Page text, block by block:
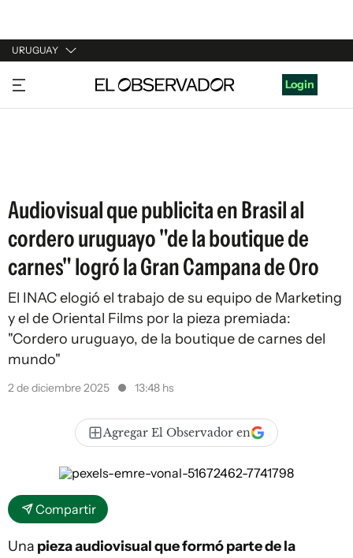
URUGUAY
URUGUAY
ARGENTINA
Login
Audiovisual que publicita en Brasil al
cordero uruguayo "de la boutique de
carnes" logró la Gran Campana de Oro
El INAC elogió el trabajo de su equipo de Marketing
y el de Oriental Films por la pieza premiada:
"Cordero uruguayo, de la boutique de carnes del
mundo"
2 de diciembre 2025 13:48 hs
Agregar El Observador en
Compartir
Una pieza audiovisual que formó parte de la